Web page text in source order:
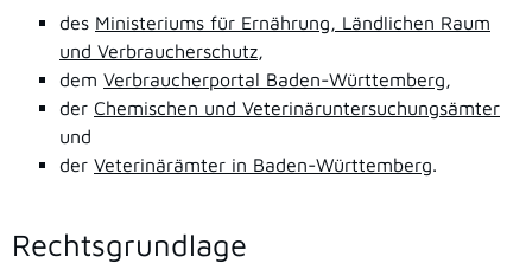
des Ministeriums für Ernährung, Ländlichen Raum
und Verbraucherschutz,
dem Verbraucherportal Baden-Württemberg,
der Chemischen und Veterinäruntersuchungsämter
und
der Veterinärämter in Baden-Württemberg.
Rechtsgrundlage